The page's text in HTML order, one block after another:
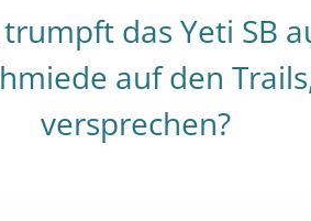
das Yeti SB
auf den
versprechen?